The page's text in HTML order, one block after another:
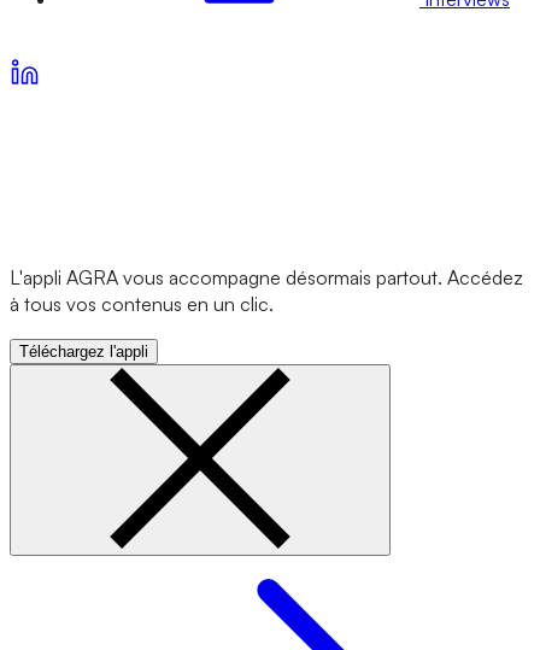
L'appli AGRA vous accompagne désormais partout. Accédez
à tous vos contenus en un clic.
Téléchargez l'appli